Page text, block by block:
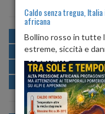
MATTINA
POMERIGGIO
SERA
NOTTE
Caldo senza tregua,
africana
Bollino rosso in tutte
estreme, siccità e